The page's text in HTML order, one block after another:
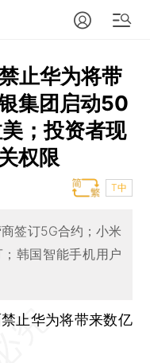
止华为将带
集团启动50
；投资者现
权限
T中
签订5G合约；小米
韩国智能手机用户
止华为将带来数亿